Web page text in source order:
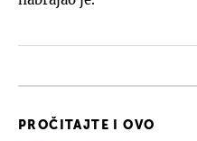
PROČITAJTE I OVO